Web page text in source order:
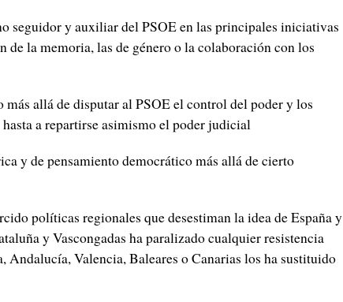
seguidor y auxiliar del PSOE en las principales iniciativas
de la memoria, las de género o la colaboración con los
allá de disputar al PSOE el control del poder y los
a repartirse asimismo el poder judicial
y de pensamiento democrático más allá de cierto
políticas regionales que desestiman la idea de España y
y Vascongadas ha paralizado cualquier resistencia
Andalucía, Valencia, Baleares o Canarias los ha sustituido